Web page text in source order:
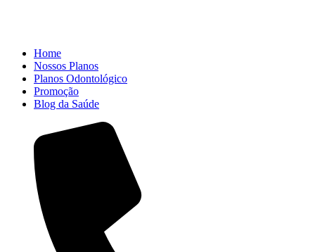
Home
Nossos Planos
Planos Odontológico
Promoção
Blog da Saúde